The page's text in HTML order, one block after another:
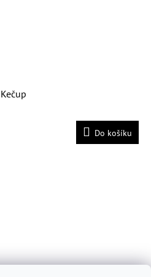
Kečup
Do košíku